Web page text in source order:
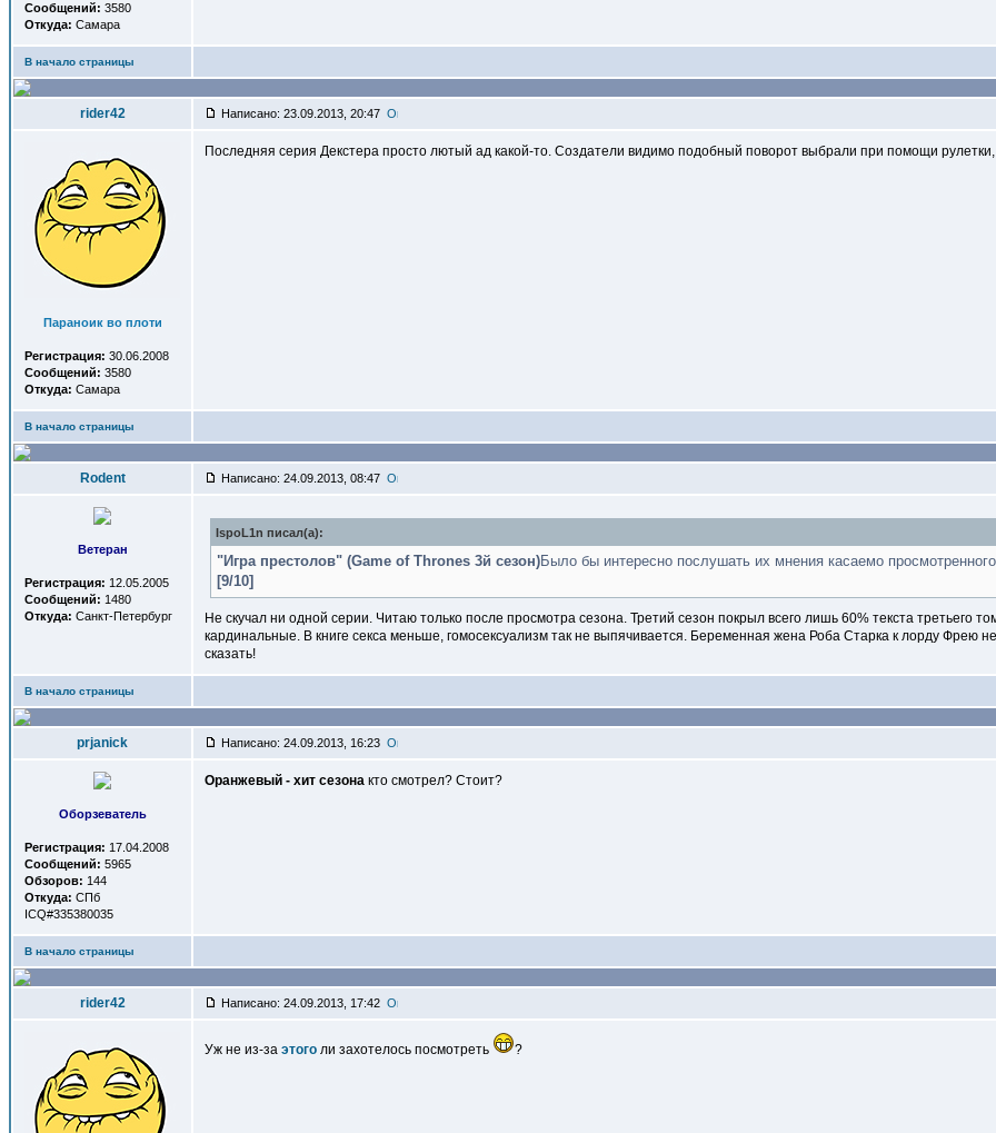
Сообщений: 3580
Откуда: Самара
В начало страницы
rider42 Написано: 23.09.2013, 20:47
Параноик во плоти
Регистрация: 30.06.2008
Сообщений: 3580
Откуда: Самара
Последняя серия Декстера просто лютый ад какой-то. Создатели видимо подобный поворот выбрали при помощи рулетки,
В начало страницы
Rodent Написано: 24.09.2013, 08:47
Ветеран
Регистрация: 12.05.2005
Сообщений: 1480
Откуда: Санкт-Петербург
IspoL1n писал(a):
"Игра престолов" (Game of Thrones 3й сезон)Было бы интересно послушать их мнения касаемо
[9/10]
Не скучал ни одной серии. Читаю только после просмотра сезона. Третий сезон покрыл всего лишь 60% текста третьего
кардинальные. В книге секса меньше, гомосексуализм так не выпячивается. Беременная жена Роба Старка к лорду Фрею
сказать!
В начало страницы
prjanick Написано: 24.09.2013, 16:23
Оборзеватель
Регистрация: 17.04.2008
Сообщений: 5965
Обзоров: 144
Откуда: СПб
ICQ#335380035
Оранжевый - хит сезона кто смотрел? Стоит?
В начало страницы
rider42 Написано: 24.09.2013, 17:42
Уж не из-за этого ли захотелось посмотреть ?